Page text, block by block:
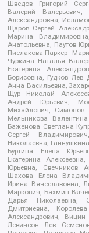
Шведов Григорий
Валерий
Александровна,
Щаров Сергей
Марина
Анатольевна, Паутов
Пислакова-Паркер
Чуркина Наталья
Екатерина
Борисовна, Гудков
Анна Васильевна,
Щур Николай
Андрей Юрьевич,
Михайлович, Симонов
Мельникова
Баженова Светлана
Сергей
Николаевна,
Буртина Елена
Екатерина
Юрьевна, Свечников
Шахова Елена
Ирина Вячеславовна,
Маркович, Бахмин
Дарья Николаевна,
Дмитриевна,
Александрович,
Левинсон Лев